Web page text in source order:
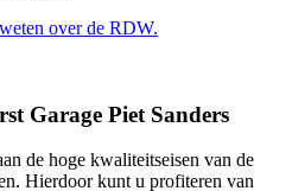
over de RDW.
Garage Piet Sanders
de hoge kwaliteitseisen van de
Hierdoor kunt u profiteren van